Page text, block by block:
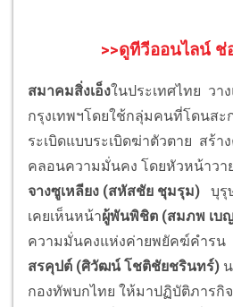
>>ดูทีวีออนไลน์ ช่
สมาคมสิ่งเอ็งในประเทศไทย วา
กรุงเทพฯโดยใช้กลุ่มคนที่โดนสะ
ระเบิดแบบระเบิดฆ่าตัวตาย สร้า
คลอนความมั่นคง โดยหัวหน้าวา
จางซูเหลียง (สหัสชัย ชุมรุม) บุรุ
เคยเห็นหน้าผู้พันพิชิต (สมภพ เบ
ความมั่นคงแห่งค่ายพยัคฆ์คำรน
สรคุปต์ (ศิวัฒน์ โชติชัยชรินทร์)
กองทัพบกไทย ให้มาปฏิบัติภารกิ